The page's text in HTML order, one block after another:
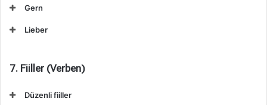
Gern
Lieber
7. Fiiller (Verben)
Düzenli fiiller